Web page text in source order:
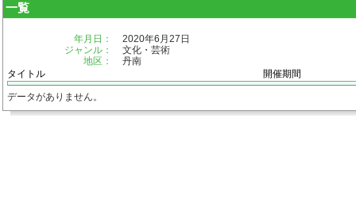
一覧
年月日：
2020年6月27日
ジャンル：
文化・芸術
地区：
丹南
タイトル
開催期間
データがありません。